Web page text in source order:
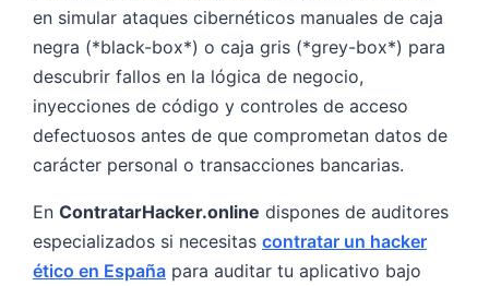
en simular ataques cibernéticos manuales de caja
negra (*black-box*) o caja gris (*grey-box*) para
descubrir fallos en la lógica de negocio,
inyecciones de código y controles de acceso
defectuosos antes de que comprometan datos de
carácter personal o transacciones bancarias.
En ContratarHacker.online dispones de auditores
especializados si necesitas contratar un hacker
ético en España para auditar tu aplicativo bajo